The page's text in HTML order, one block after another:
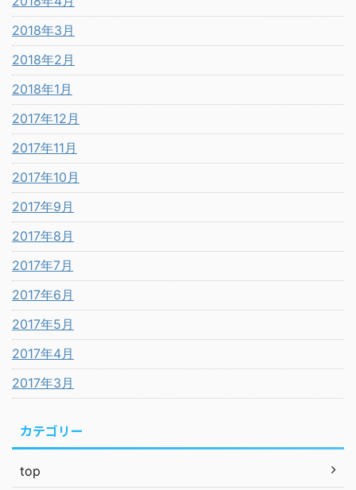
2018年3月
2018年2月
2018年1月
2017年12月
2017年11月
2017年10月
2017年9月
2017年8月
2017年7月
2017年6月
2017年5月
2017年4月
2017年3月
カテゴリー
top